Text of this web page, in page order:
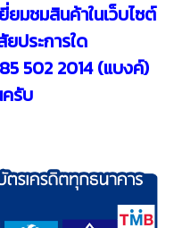
มชมสินค้าในเว็บไซต์
ประการใด
502 2014 (แบงค์)
รับ